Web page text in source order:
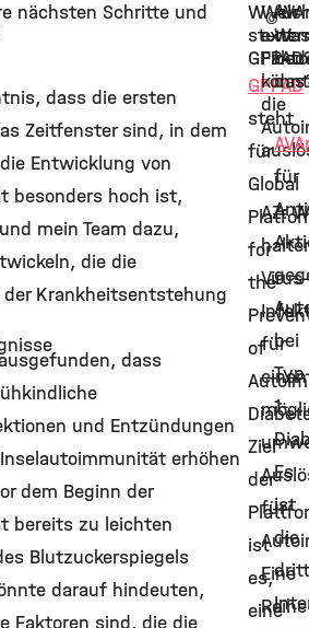
nächsten Schritte und
dass die ersten
Zeitfenster sind, in dem
Entwicklung von
besonders hoch ist,
mein Team dazu,
die die
der Krankheitsentstehung
dass
und Entzündungen
erhöhen
dem Beginn der
bereits zu leichten
Blutzuckerspiegels
darauf hindeuten,
Faktoren sind, die die
Wofür
steht
GPPAD
steht
für
Global
for
the
of
Ziel
der
ist
es,
eine
©
die
AZ:
Virus-
für
einen
für
Eine
Reihe
Was
für
bei
1-
Es
ist
die